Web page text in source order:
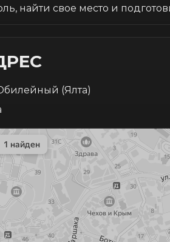
найти свое место и
(Ялта)